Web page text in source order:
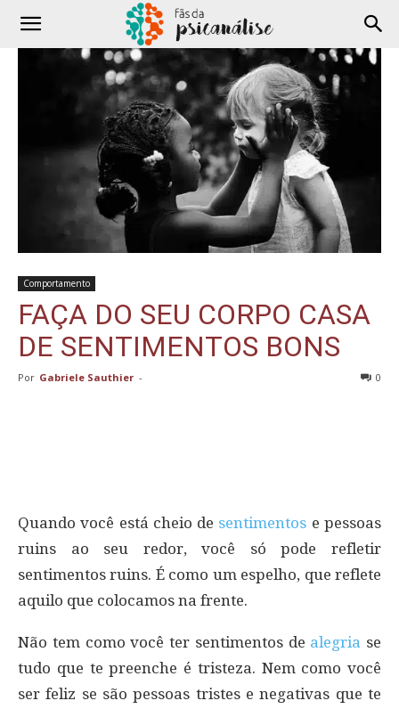
Comportamento
FAÇA DO SEU CORPO CASA
DE SENTIMENTOS BONS
Por Gabriele Sauthier - 0
Quando você está cheio de sentimentos e pessoas
ruins ao seu redor, você só pode refletir
sentimentos ruins. É como um espelho, que reflete
aquilo que colocamos na frente.
Não tem como você ter sentimentos de alegria se
tudo que te preenche é tristeza. Nem como você
ser feliz se são pessoas tristes e negativas que te